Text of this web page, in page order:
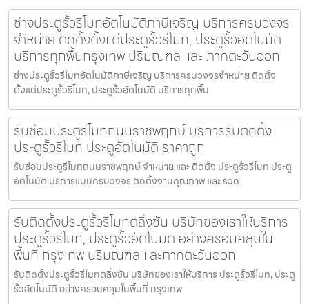
ช่างประตูรั้วรีโมทอัตโนมัติภาษีเจริญ บริการครบวงจร
จำหน่าย ติดตั้งตั้งแต่ประตูรั้วรีโมท, ประตูรั้วอัตโนมัติ
บริการทุกพื้นกรุงเทพ ปริมณฑล และ ภาคตะวันออก
ช่างประตูรั้วรีโมทอัตโนมัติภาษีเจริญ บริการครบวงจรจำหน่าย ติดตั้ง
ตั้งแต่ประตูรั้วรีโมท, ประตูรั้วอัตโนมัติ บริการทุกพื้น
รับซ่อมประตูรีโมทถนนราชพฤกษ์ บริการรับติดตั้ง
ประตูรั้วรีโมท ประตูอัตโนมัติ ราคาถูก
รับซ่อมประตูรีโมทถนนราชพฤกษ์ จำหน่าย และ ติดตั้ง ประตูรั้วรีโมท ประตู
อัตโนมัติ บริการแบบครบวงจร ติดตั้งงานคุณภาพ และ รวด
รับติดตั้งประตูรั้วรีโมทตลิ่งชัน บริษัทของเราให้บริการ
ประตูรั้วรีโมท, ประตูรั้วอัตโนมัติ อย่างครอบคลุมใน
พื้นที่ กรุงเทพ ปริมณฑล และภาคตะวันออก
รับติดตั้งประตูรั้วรีโมทตลิ่งชัน บริษัทของเราให้บริการ ประตูรั้วรีโมท, ประตู
รั้วอัตโนมัติ อย่างครอบคลุมในพื้นที่ กรุงเทพ